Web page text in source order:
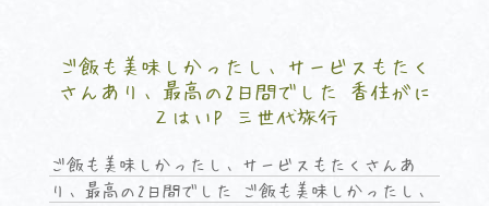
ご飯も美味しかったし、サービスもたく
さんあり、最高の2日間でした 香住がに
２はいP 三世代旅行
ご飯も美味しかったし、サービスもたくさんあ
り、最高の2日間でした ご飯も美味しかったし、